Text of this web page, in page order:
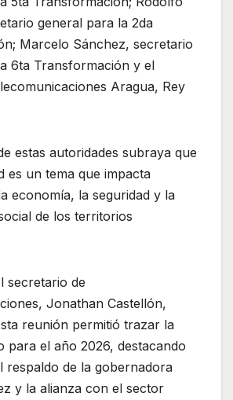
general para la 2da
Marcelo Sánchez, secretario
6ta Transformación y el
Aragua, Rey
estas autoridades subraya que
es un tema que impacta
economía, la seguridad y la
de los territorios
secretario de
Jonathan Castellón,
reunión permitió trazar la
para el año 2026, destacando
respaldo de la gobernadora
y la alianza con el sector